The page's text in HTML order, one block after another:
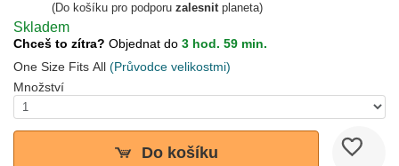
(Do košíku pro podporu zalesnitplaneta)
Skladem
Chceš to zítra? Objednat do 3 hod. 59 min.
One Size Fits All (Průvodce velikostmi)
Množství
Do košíku